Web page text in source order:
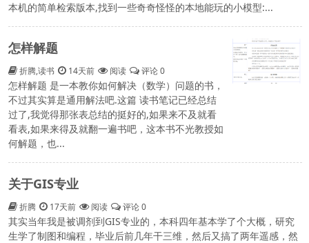
本机的简单检索版本,找到一些奇奇怪怪的本地能玩的小模型:...
怎样解题
折腾,读书 14天前 阅读 评论 0
怎样解题 是一本教你如何解决（数学）问题的书，
不过其实算是通用解法吧.这篇 读书笔记已经总结
过了,我觉得那张表总结的挺好的,如果来不及就看
看表,如果来得及就翻一遍书吧，这本书不光教授如
何解题，也...
关于GIS专业
折腾 17天前 阅读 评论 0
其实当年我是被调剂到GIS专业的，本科四年基本学了个大概，研究
生学了制图和编程，毕业后前几年干三维，然后又搞了两年遥感，然